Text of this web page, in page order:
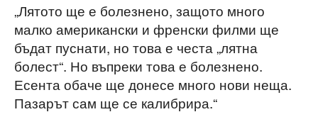
„Лятото ще е болезнено, защото много
малко американски и френски филми ще
бъдат пуснати, но това е честа „лятна
болест“. Но въпреки това е болезнено.
Есента обаче ще донесе много нови неща.
Пазарът сам ще се калибрира.“